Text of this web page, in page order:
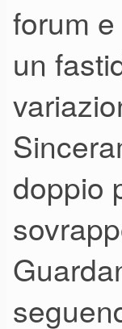
forum
un
doppio